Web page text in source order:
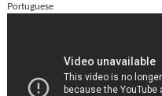
Portuguese